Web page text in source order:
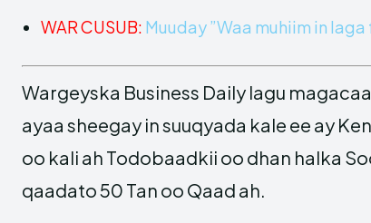
WAR CUSUB: Muuday ”Waa muhiim in
Wargeyska Business Daily lagu
ayaa sheegay in suuqyada kale ee ay
oo kali ah Todobaadkii oo dhan halka
qaadato 50 Tan oo Qaad ah.